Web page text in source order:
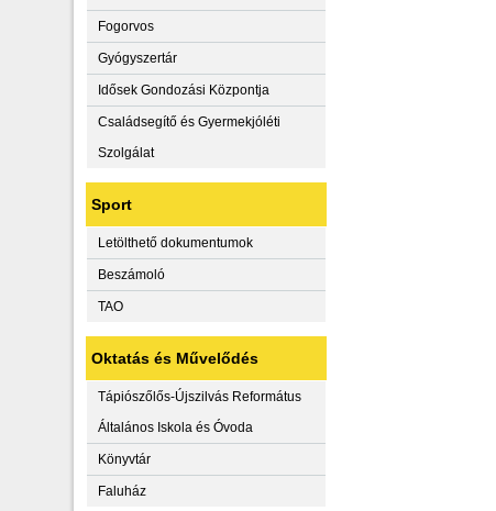
Fogorvos
Gyógyszertár
Idősek Gondozási Központja
Családsegítő és Gyermekjóléti
Szolgálat
Sport
Letölthető dokumentumok
Beszámoló
TAO
Oktatás és Művelődés
Tápiószőlős-Újszilvás Református
Általános Iskola és Óvoda
Könyvtár
Faluház